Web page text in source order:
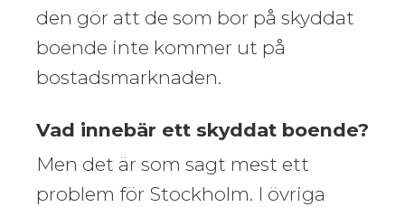
den gör att de som bor på skyddat
boende inte kommer ut på
bostadsmarknaden.
Vad innebär ett skyddat boende?
Men det är som sagt mest ett
problem för Stockholm. I övriga